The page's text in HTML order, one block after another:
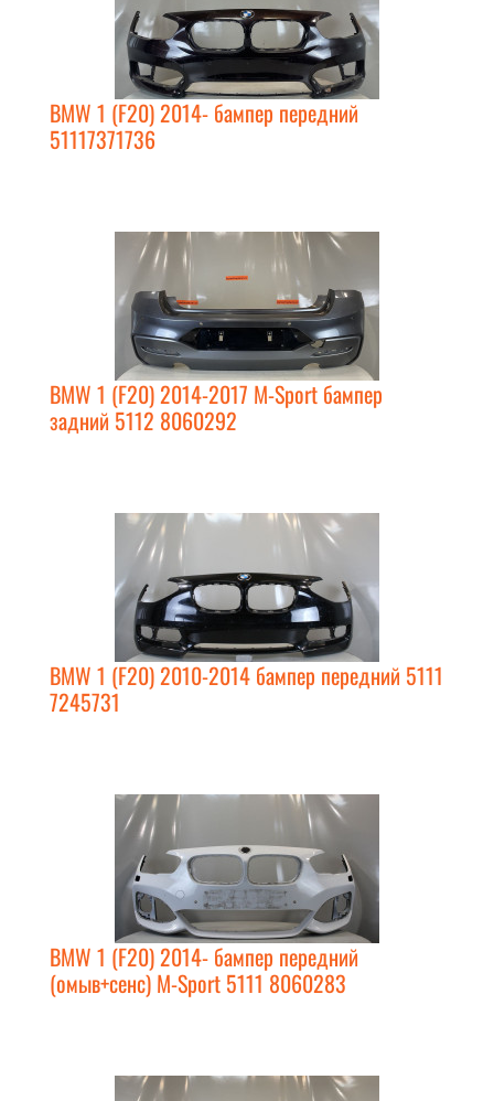
BMW 1 (F20) 2014- бампер передний
51117371736
BMW 1 (F20) 2014-2017 M-Sport бампер
задний 5112 8060292
BMW 1 (F20) 2010-2014 бампер передний 5111
7245731
BMW 1 (F20) 2014- бампер передний
(омыв+сенс) M-Sport 5111 8060283